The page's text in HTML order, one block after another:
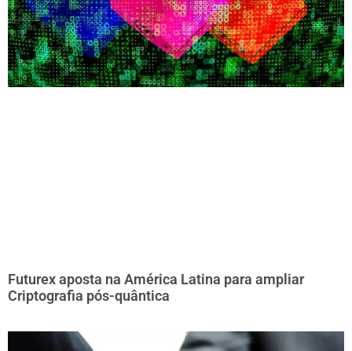
Futurex aposta na América Latina para ampliar
Criptografia pós-quântica